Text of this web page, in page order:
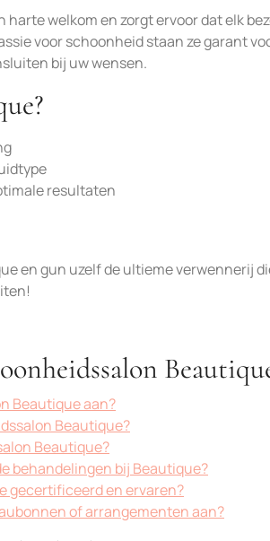
welkom en zorgt ervoor dat elk
voor schoonheid staan ze garant
bij uw wensen.
resultaten
en gun uzelf de ultieme verwennerij
Beautique aan?
Beautique?
Beautique?
behandelingen bij Beautique?
gecertificeerd en ervaren?
of arrangementen aan?